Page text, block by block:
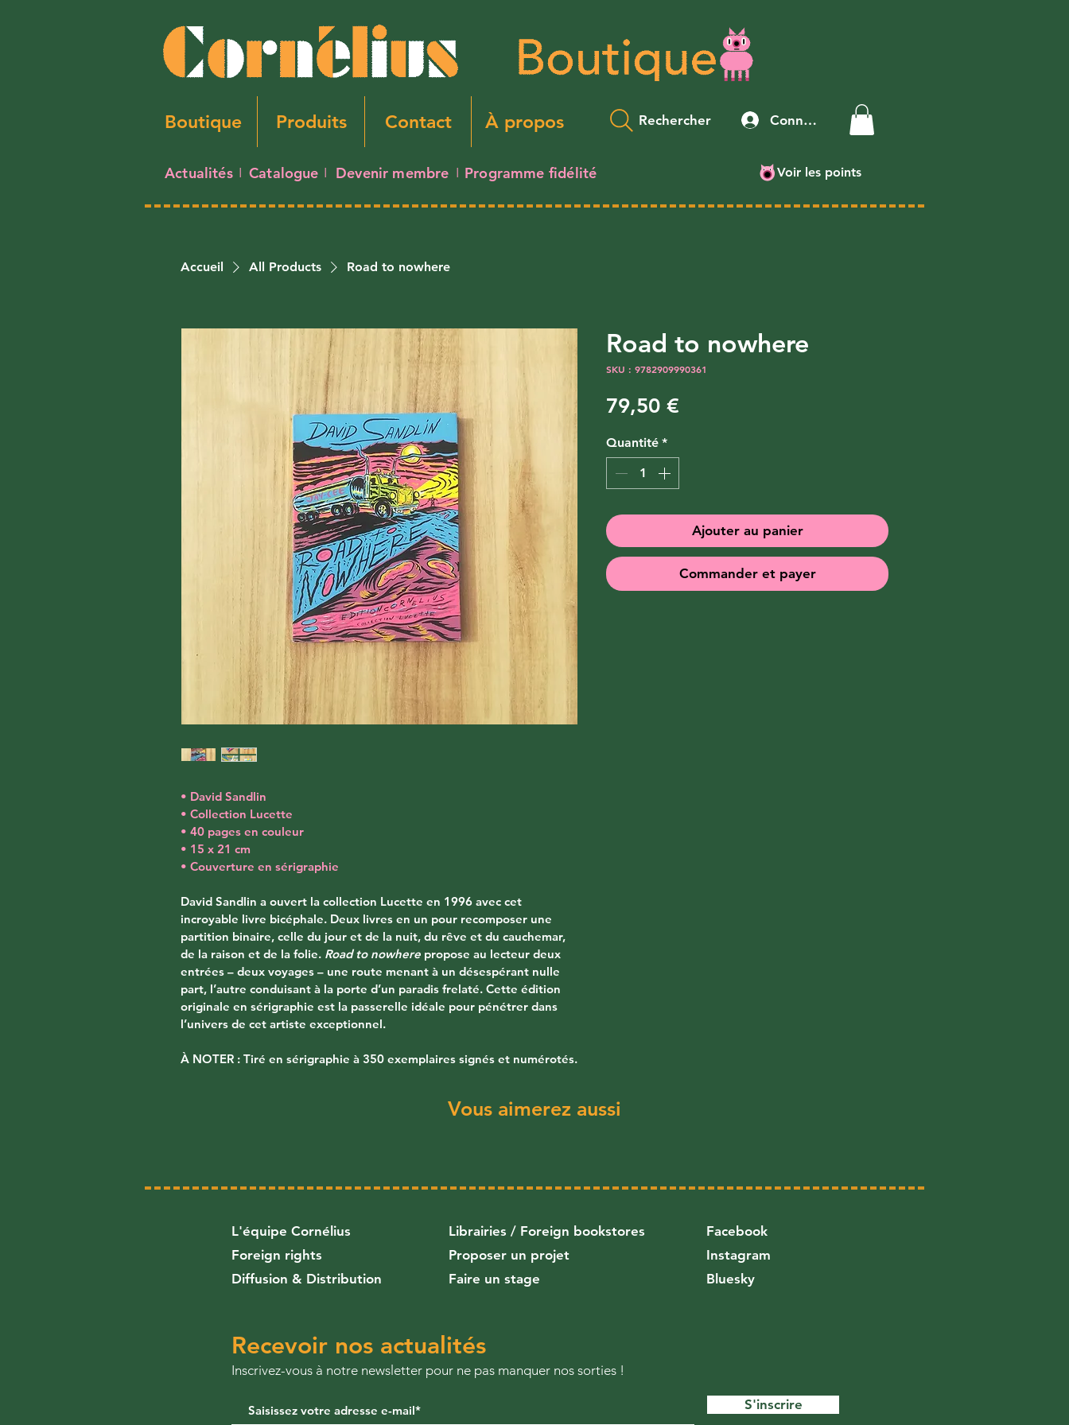
Boutique Produits Contact À propos Rechercher
Actualités I Catalogue I Devenir membre I Programme fidélité
Connexion
Voir les points
Accueil All Products Road to nowhere
• David Sandlin
• Collection Lucette
• 40 pages en couleur
• 15 x 21 cm
• Couverture en sérigraphie
David Sandlin a ouvert la collection Lucette en 1996 avec cet
incroyable livre bicéphale. Deux livres en un pour recomposer une
partition binaire, celle du jour et de la nuit, du rêve et du cauchemar,
de la raison et de la folie. Road to nowhere propose au lecteur deux
entrées – deux voyages – une route menant à un désespérant nulle
part, l’autre conduisant à la porte d’un paradis frelaté. Cette édition
originale en sérigraphie est la passerelle idéale pour pénétrer dans
l’univers de cet artiste exceptionnel.
À NOTER : Tiré en sérigraphie à 350 exemplaires signés et numérotés.
Road to nowhere
SKU : 9782909990361
79,50 €
Quantité *
Ajouter au panier
Commander et payer
Vous aimerez aussi
L'équipe Cornélius
Foreign rights
Diffusion & Distribution
Librairies / Foreign bookstores
Proposer un projet
Faire un stage
Facebook
Instagram
Bluesky
Recevoir nos actualités
​Inscrivez-vous à notre newsletter pour ne pas manquer nos sorties !
S'inscrire